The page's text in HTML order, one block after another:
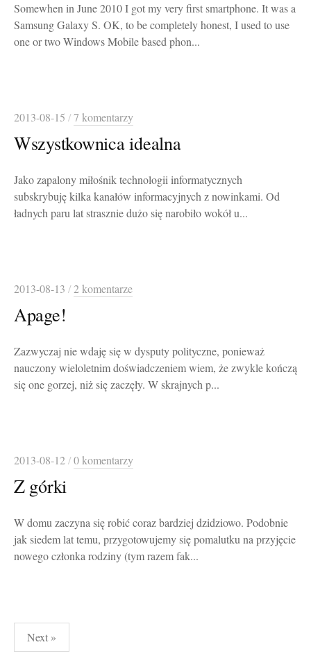
Somewhen in June 2010 I got my very first smartphone. It was a
Samsung Galaxy S. OK, to be completely honest, I used to use
one or two Windows Mobile based phon...
2013-08-15 /7 komentarzy
Wszystkownica idealna
Jako zapalony miłośnik technologii informatycznych
subskrybuję kilka kanałów informacyjnych z nowinkami. Od
ładnych paru lat strasznie dużo się narobiło wokół u...
2013-08-13 /2 komentarze
Apage!
Zazwyczaj nie wdaję się w dysputy polityczne, ponieważ
nauczony wieloletnim doświadczeniem wiem, że zwykle kończą
się one gorzej, niż się zaczęły. W skrajnych p...
2013-08-12/0 komentarzy
Z górki
W domu zaczyna się robić coraz bardziej dzidziowo. Podobnie
jak siedem lat temu, przygotowujemy się pomalutku na przyjęcie
nowego członka rodziny (tym razem fak...
Stronicowanie
wpisów
Next »